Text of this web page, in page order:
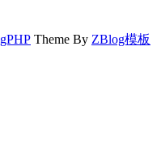
Theme By ZBlog模板